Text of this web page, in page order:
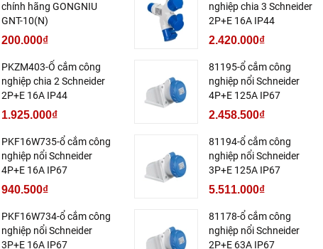
chính hãng GONGNIU
GNT-10(N)
200.000₫
nghiệp chia 3 Schneider
2P+E 16A IP44
2.420.000₫
PKZM403-Ổ cắm công
nghiệp chia 2 Schneider
2P+E 16A IP44
1.925.000₫
81195-ổ cắm công
nghiệp nổi Schneider
4P+E 125A IP67
2.458.500₫
PKF16W735-ổ cắm công
nghiệp nổi Schneider
4P+E 16A IP67
940.500₫
81194-ổ cắm công
nghiệp nổi Schneider
3P+E 125A IP67
5.511.000₫
PKF16W734-ổ cắm công
nghiệp nổi Schneider
3P+E 16A IP67
81178-ổ cắm công
nghiệp nổi Schneider
2P+E 63A IP67